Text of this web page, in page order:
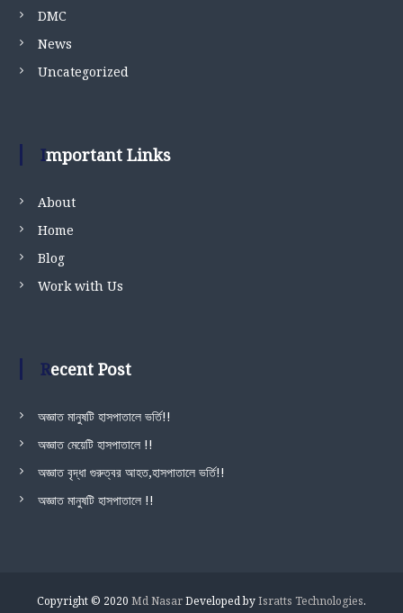
DMC
News
Uncategorized
Important Links
About
Home
Blog
Work with Us
Recent Post
অজ্ঞাত মানুষটি হাসপাতালে ভর্তি!!
অজ্ঞাত মেয়েটি হাসপাতালে !!
অজ্ঞাত বৃদ্ধা গুরুত্বর আহত,হাসপাতালে ভর্তি!!
অজ্ঞাত মানুষটি হাসপাতালে !!
Copyright © 2020 Md NasarDeveloped byIsratts Technologies.